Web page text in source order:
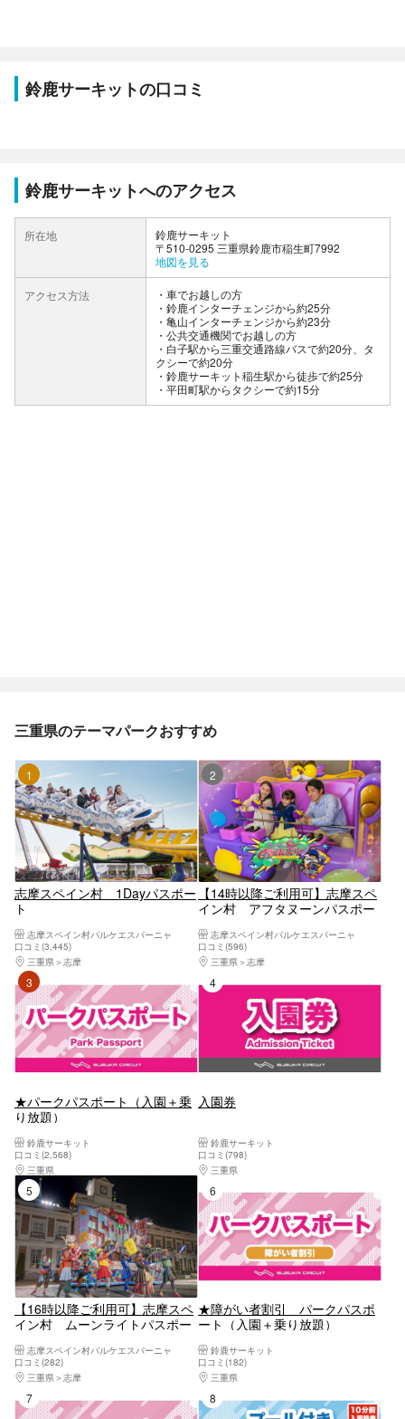
鈴鹿サーキットの口コミ
鈴鹿サーキットへのアクセス
所在地
鈴鹿サーキット
〒510-0295 三重県鈴鹿市稲生町7992
地図を見る
アクセス方法
車でお越しの方
・鈴鹿インターチェンジから約25分
・亀山インターチェンジから約23分
公共交通機関でお越しの方
・白子駅から三重交通路線バスで約20分、タ
クシーで約20分
・鈴鹿サーキット稲生駅から徒歩で約25分
・平田町駅からタクシーで約15分
三重県のテーマパークおすすめ
1位
志摩スペイン村 1Dayパスポー
ト
志摩スペイン村パルケエスパーニャ
口コミ(3,445)
三重県
志摩
2位
【14時以降ご利用可】志摩スペ
イン村 アフタヌーンパスポー
志摩スペイン村パルケエスパーニャ
口コミ(596)
三重県
志摩
3位
★パークパスポート（入園＋乗
り放題）
鈴鹿サーキット
口コミ(2,568)
三重県
桑名・長島・四日市・湯の山・鈴鹿
4位
入園券
鈴鹿サーキット
口コミ(798)
三重県
5位
【16時以降ご利用可】志摩スペ
イン村 ムーンライトパスポー
志摩スペイン村パルケエスパーニャ
口コミ(282)
三重県
志摩
6位
★障がい者割引 パークパスポ
ート（入園＋乗り放題）
鈴鹿サーキット
口コミ(182)
三重県
7位 8位